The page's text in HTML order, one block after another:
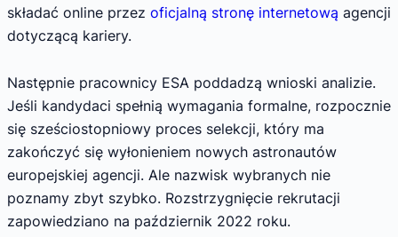
składać online przez oficjalną stronę internetową agencji
dotyczącą kariery.
Następnie pracownicy ESA poddadzą wnioski analizie.
Jeśli kandydaci spełnią wymagania formalne, rozpocznie
się sześciostopniowy proces selekcji, który ma
zakończyć się wyłonieniem nowych astronautów
europejskiej agencji. Ale nazwisk wybranych nie
poznamy zbyt szybko. Rozstrzygnięcie rekrutacji
zapowiedziano na październik 2022 roku.